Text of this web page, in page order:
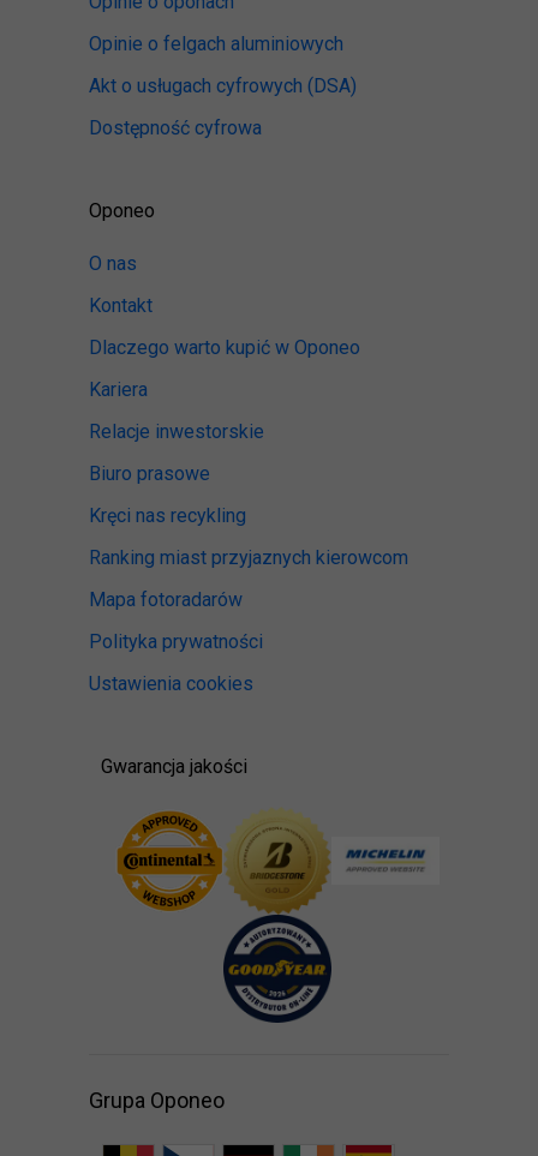
Opinie o felgach aluminiowych
Akt o usługach cyfrowych (DSA)
Dostępność cyfrowa
Oponeo
O nas
Kontakt
Dlaczego warto kupić w Oponeo
Kariera
Relacje inwestorskie
Biuro prasowe
Kręci nas recykling
Ranking miast przyjaznych kierowcom
Mapa fotoradarów
Polityka prywatności
Ustawienia cookies
Gwarancja jakości
Grupa Oponeo